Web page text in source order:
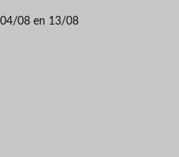
04/08 en 13/08